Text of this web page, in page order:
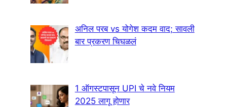
अनिल परब vs योगेश कदम वाद; सावली
बार प्रकरण चिघळलं
1 ऑगस्टपासून UPI चे नवे नियम
2025 लागू होणार